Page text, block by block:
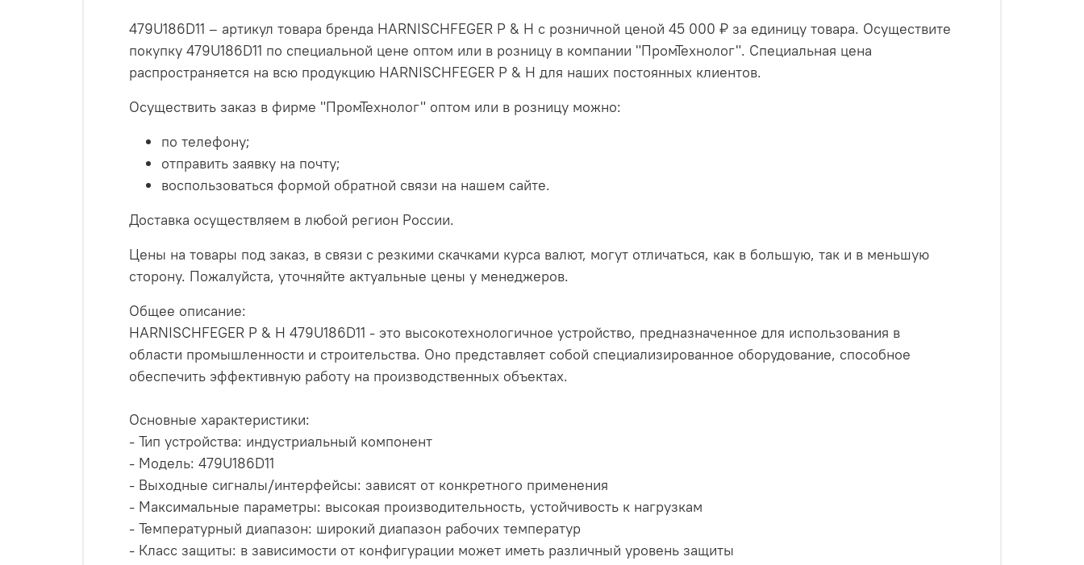
479U186D11 – артикул товара бренда HARNISCHFEGER P & H с розничной ценой 45 000 ₽ за единицу товара. Осуществите
покупку 479U186D11 по специальной цене оптом или в розницу в компании "ПромТехнолог". Специальная цена
распространяется на всю продукцию HARNISCHFEGER P & H для наших постоянных клиентов.
Осуществить заказ в фирме "ПромТехнолог" оптом или в розницу можно:
по телефону;
отправить заявку на почту;
воспользоваться формой обратной связи на нашем сайте.
Доставка осуществляем в любой регион России.
Цены на товары под заказ, в связи с резкими скачками курса валют, могут отличаться, как в большую, так и в меньшую
сторону. Пожалуйста, уточняйте актуальные цены у менеджеров.
Общее описание:
HARNISCHFEGER P & H 479U186D11 - это высокотехнологичное устройство, предназначенное для использования в
области промышленности и строительства. Оно представляет собой специализированное оборудование, способное
обеспечить эффективную работу на производственных объектах.
Основные характеристики:
- Тип устройства: индустриальный компонент
- Модель: 479U186D11
- Выходные сигналы/интерфейсы: зависят от конкретного применения
- Максимальные параметры: высокая производительность, устойчивость к нагрузкам
- Температурный диапазон: широкий диапазон рабочих температур
- Класс защиты: в зависимости от конфигурации может иметь различный уровень защиты